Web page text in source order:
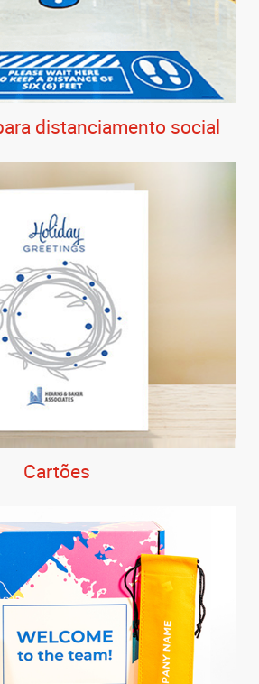
distanciamento social
Cartões